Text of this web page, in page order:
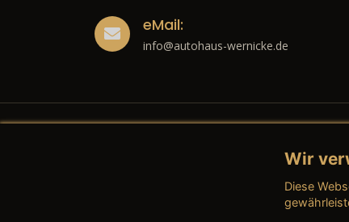
eMail:
info@autohaus-wernicke.de
→
Wir
Diese